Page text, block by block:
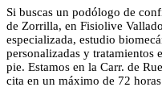
Si buscas un podólogo de
de Zorrilla, en Fisiolive
especializada, estudio
personalizadas y tratamientos
pie. Estamos en la Carr. de
cita en un máximo de 72